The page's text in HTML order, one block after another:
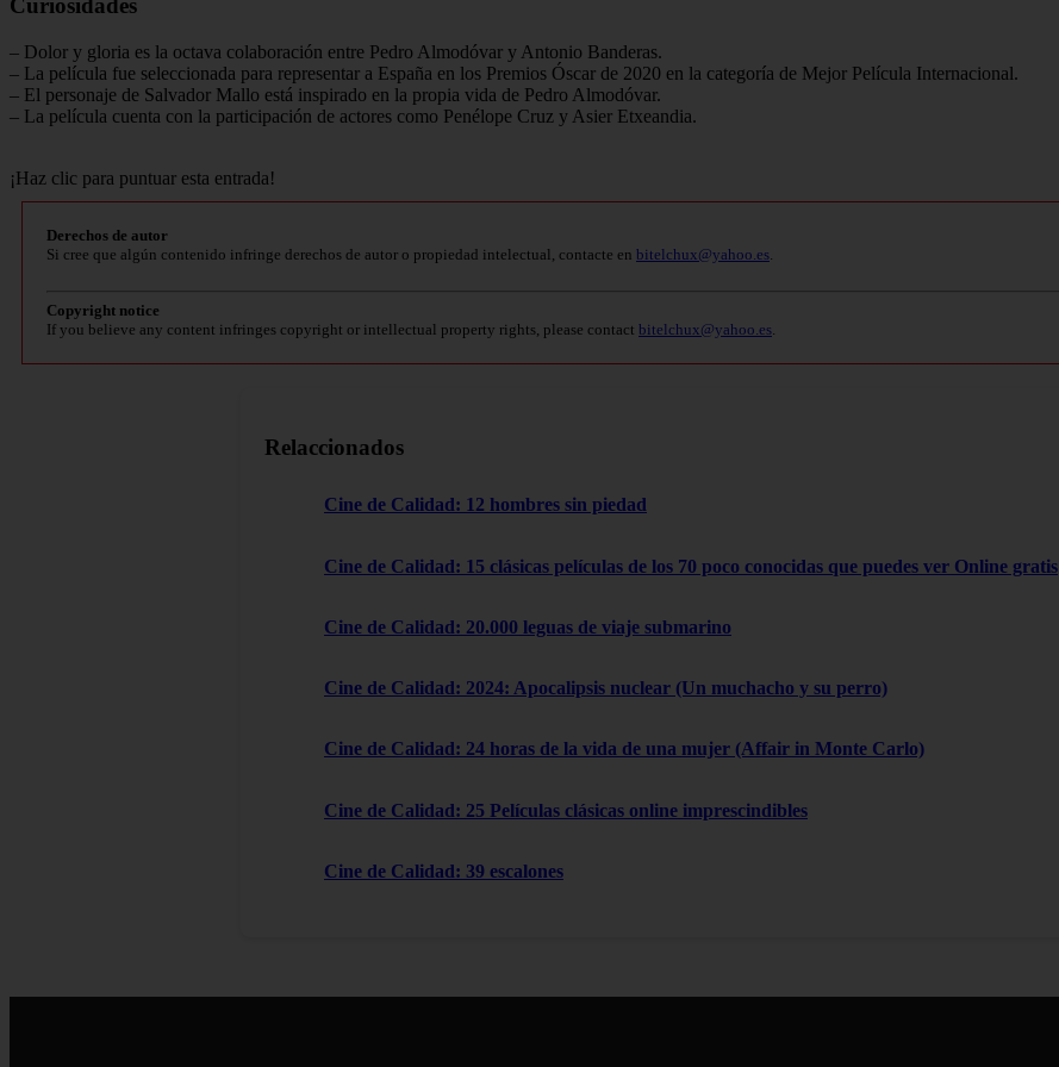
Curiosidades
– Dolor y gloria es la octava colaboración entre Pedro Almodóvar y Antonio Banderas.
– La película fue seleccionada para representar a España en los Premios Óscar de 2020 en la categoría de Mejor Película Internacional.
– El personaje de Salvador Mallo está inspirado en la propia vida de Pedro Almodóvar.
– La película cuenta con la participación de actores como Penélope Cruz y Asier Etxeandia.
¡Haz clic para puntuar esta entrada!
Derechos de autor
Si cree que algún contenido infringe derechos de autor o propiedad intelectual, contacte en bitelchux@yahoo.es
Copyright notice
If you believe any content infringes copyright or intellectual property rights, please contact bitelchux@yahoo.es
Relaccionados
Cine de Calidad: 12 hombres sin piedad
Cine de Calidad: 15 clásicas películas de los 70 poco conocidas que puedes ver Online gratis
Cine de Calidad: 20.000 leguas de viaje submarino
Cine de Calidad: 2024: Apocalipsis nuclear (Un muchacho y su perro)
Cine de Calidad: 24 horas de la vida de una mujer (Affair in Monte Carlo)
Cine de Calidad: 25 Películas clásicas online imprescindibles
Cine de Calidad: 39 escalones